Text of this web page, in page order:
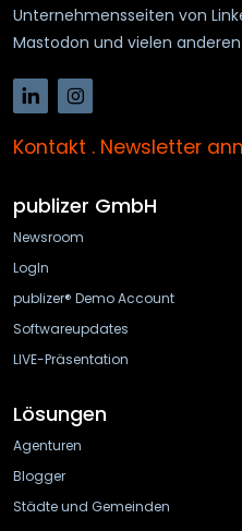
Unternehmensseiten von
Mastodon und vielen anderen
Kontakt . Newsletter
publizer GmbH
Newsroom
LogIn
publizer® Demo Account
Softwareupdates
LIVE-Präsentation
Lösungen
Agenturen
Blogger
Städte und Gemeinden